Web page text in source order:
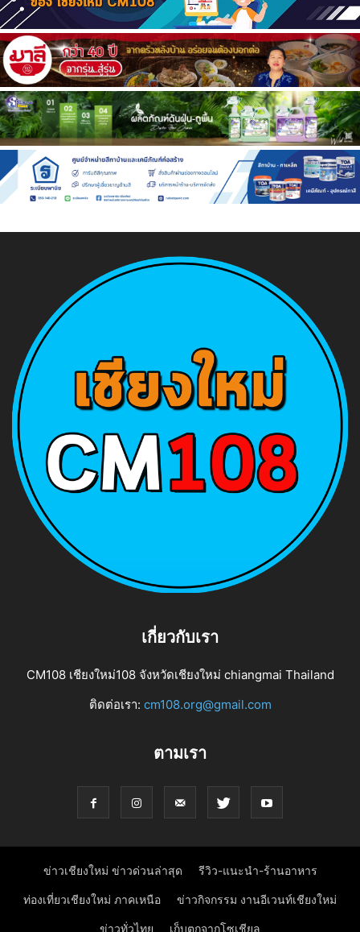
เกี่ยวกับเรา
CM108 เชียงใหม่108 จังหวัดเชียงใหม่ chiangmai Thailand
ติดต่อเรา: cm108.org@gmail.com
ตามเรา
ข่าวเชียงใหม่ ข่าวด่วนล่าสุด รีวิว-แนะนำ-ร้านอาหาร
ท่องเที่ยวเชียงใหม่ ภาคเหนือ ข่าวกิจกรรม งานอีเวนท์เชียงใหม่
ข่าวทั่วไทย เก็บตกจากโซเชียล